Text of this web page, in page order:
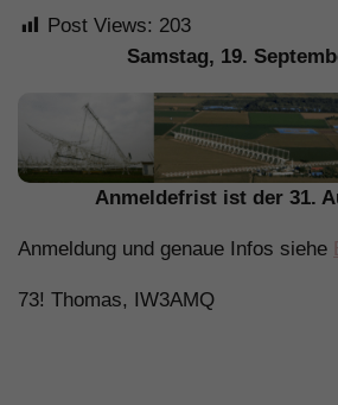
Post Views: 203
Samstag, 19.
Anmeldefrist ist der 31.
Anmeldung und genaue Infos siehe
73! Thomas, IW3AMQ